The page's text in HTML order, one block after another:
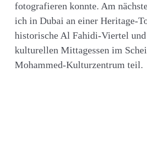
fotografieren konnte. Am
ich in Dubai an einer Heritage-
historische Al Fahidi-Viertel und
kulturellen Mittagessen im
Mohammed-Kulturzentrum teil.